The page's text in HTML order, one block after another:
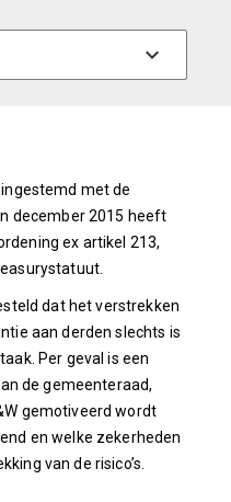
met de
december 2015 heeft
ex artikel 213,
dat het verstrekken
aan derden slechts is
Per geval is een
de gemeenteraad,
gemotiveerd wordt
en welke zekerheden
van de risico’s.